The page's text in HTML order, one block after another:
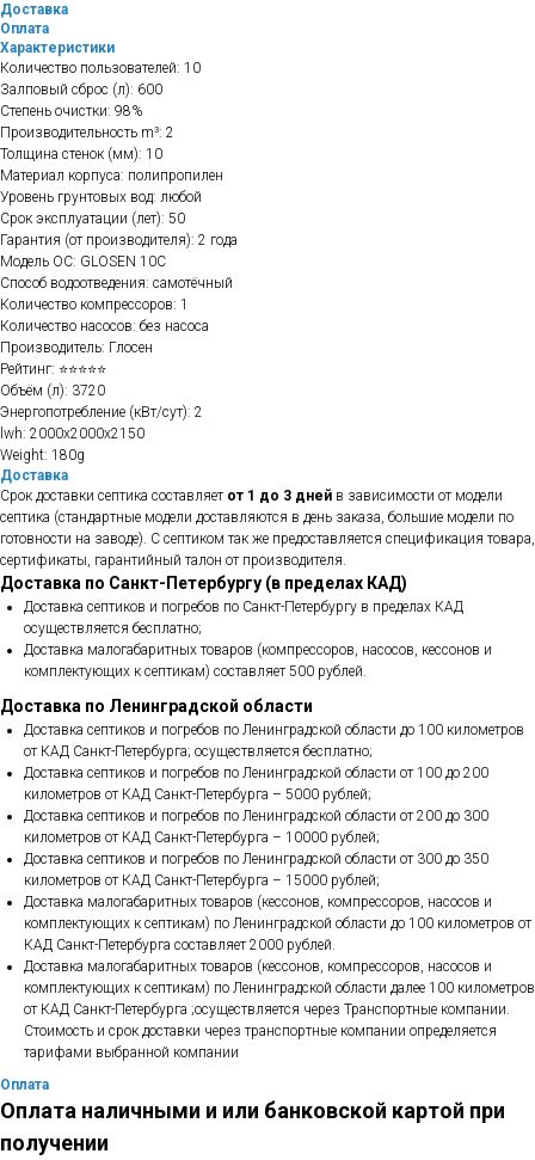
Доставка
Оплата
Характеристики
Количество пользователей: 10
Залповый сброс (л): 600
Степень очистки: 98%
Производительность m³: 2
Толщина стенок (мм): 10
Материал корпуса: полипропилен
Уровень грунтовых вод: любой
Срок эксплуатации (лет): 50
Гарантия (от производителя): 2 года
Модель ОС: GLOSEN 10C
Способ водоотведения: самотёчный
Количество компрессоров: 1
Количество насосов: без насоса
Производитель: Глосен
Рейтинг: ⭐⭐⭐⭐⭐
Объём (л): 3720
Энергопотребление (кВт/сут): 2
lwh: 2000x2000x2150
Weight: 180g
Доставка
Срок доставки септика составляет от 1 до 3 дней в зависимости от модели
септика (стандартные модели доставляются в день заказа, большие модели по
готовности на заводе). С септиком так же предоставляется спецификация товара,
сертификаты, гарантийный талон от производителя.
Доставка по Санкт-Петербургу (в пределах КАД)
Доставка септиков и погребов по Санкт-Петербургу в пределах КАД
осуществляется бесплатно;
Доставка малогабаритных товаров (компрессоров, насосов, кессонов и
комплектующих к септикам) составляет 500 рублей.
Доставка по Ленинградской области
Доставка септиков и погребов по Ленинградской области до 100 километров
от КАД Санкт-Петербурга; осуществляется бесплатно;
Доставка септиков и погребов по Ленинградской области от 100 до 200
километров от КАД Санкт-Петербурга – 5000 рублей;
Доставка септиков и погребов по Ленинградской области от 200 до 300
километров от КАД Санкт-Петербурга – 10000 рублей;
Доставка септиков и погребов по Ленинградской области от 300 до 350
километров от КАД Санкт-Петербурга – 15000 рублей;
Доставка малогабаритных товаров (кессонов, компрессоров, насосов и
комплектующих к септикам) по Ленинградской области до 100 километров от
КАД Санкт-Петербурга составляет 2000 рублей.
Доставка малогабаритных товаров (кессонов, компрессоров, насосов и
комплектующих к септикам) по Ленинградской области далее 100 километров
от КАД Санкт-Петербурга ;осуществляется через Транспортные компании.
Стоимость и срок доставки через транспортные компании определяется
тарифами выбранной компании
Оплата
Оплата наличными и или банковской картой при
получении